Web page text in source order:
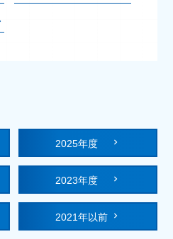
2025年度
2023年度
2021年以前